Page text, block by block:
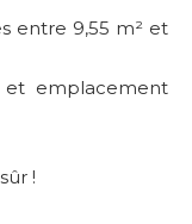
entre 9,55 m² et
et emplacement
!